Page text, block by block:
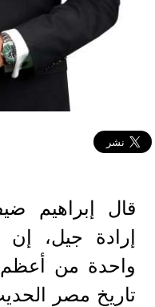
قال إبراهيم
واحدة من
تاريخ مصر